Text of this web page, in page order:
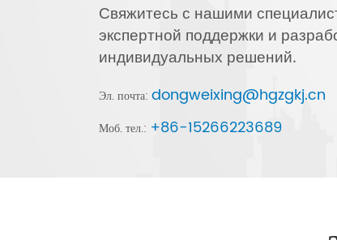
Свяжитесь с нашими
экспертной поддержки и
индивидуальных решений.
Эл. почта: dongweixing@hgzgkj.cn
Моб. тел.: +86-15266223689